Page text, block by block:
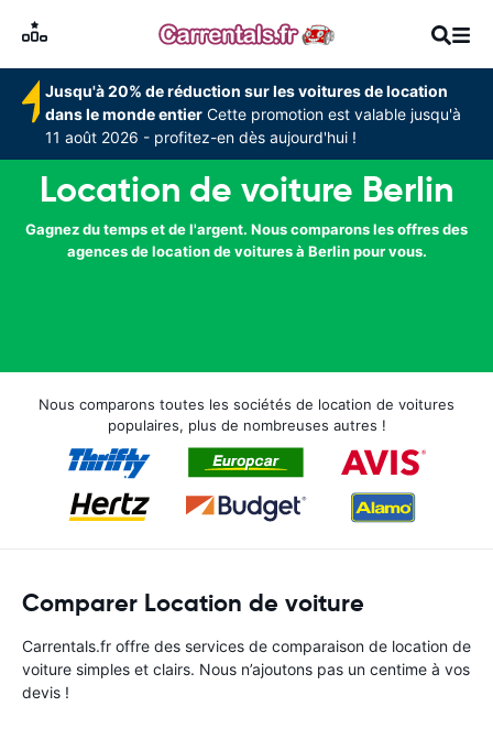
Jusqu'à 20% de réduction sur les voitures de location
dans le monde entier Cette promotion est valable jusqu'à
11 août 2026 - profitez-en dès aujourd'hui !
Location de voiture Berlin
Gagnez du temps et de l'argent. Nous comparons les offres des
agences de location de voitures à Berlin pour vous.
Nous comparons toutes les sociétés de location de voitures
populaires, plus de nombreuses autres !
Comparer Location de voiture
Carrentals.fr offre des services de comparaison de location de
voiture simples et clairs. Nous n’ajoutons pas un centime à vos
devis !